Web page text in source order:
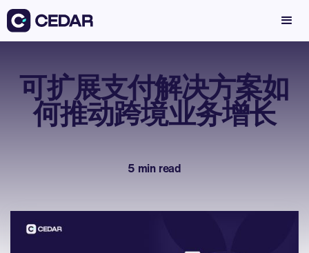
可扩展支付解决方案如
何推动跨境业务增长
5 min read